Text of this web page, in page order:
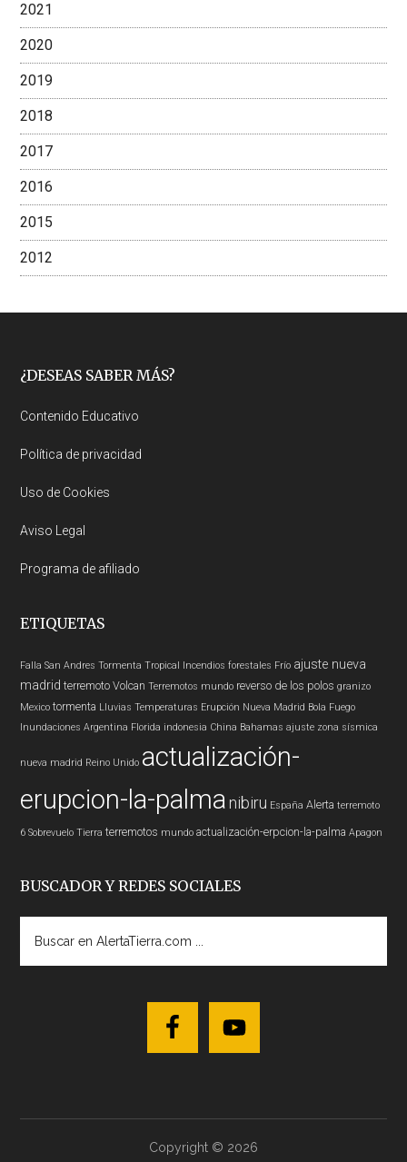
2021
2020
2019
2018
2017
2016
2015
2012
Footer
¿DESEAS SABER MÁS?
Contenido Educativo
Política de privacidad
Uso de Cookies
Aviso Legal
Programa de afiliado
ETIQUETAS
Falla San Andres Tormenta Tropical Incendios forestales Frío ajuste nueva
madrid terremoto Volcan Terremotos mundo reverso de los polos granizo
Mexico tormenta Lluvias Temperaturas Erupción Nueva Madrid Bola Fuego
Inundaciones Argentina Florida indonesia China Bahamas ajuste zona sísmica
nueva madrid Reino Unido actualización-
erupcion-la-palma nibiru España Alerta terremoto
6 Sobrevuelo Tierra terremotos mundo actualización-erpcion-la-palma Apagon
BUSCADOR Y REDES SOCIALES
AlertaTierra.com
Copyright © 2026